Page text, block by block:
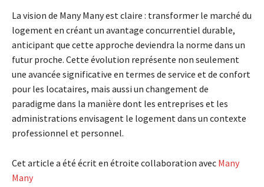
La vision de Many Many est claire : transformer le marché du
logement en créant un avantage concurrentiel durable,
anticipant que cette approche deviendra la norme dans un
futur proche. Cette évolution représente non seulement
une avancée significative en termes de service et de confort
pour les locataires, mais aussi un changement de
paradigme dans la manière dont les entreprises et les
administrations envisagent le logement dans un contexte
professionnel et personnel.
Cet article a été écrit en étroite collaboration avec Many
Many